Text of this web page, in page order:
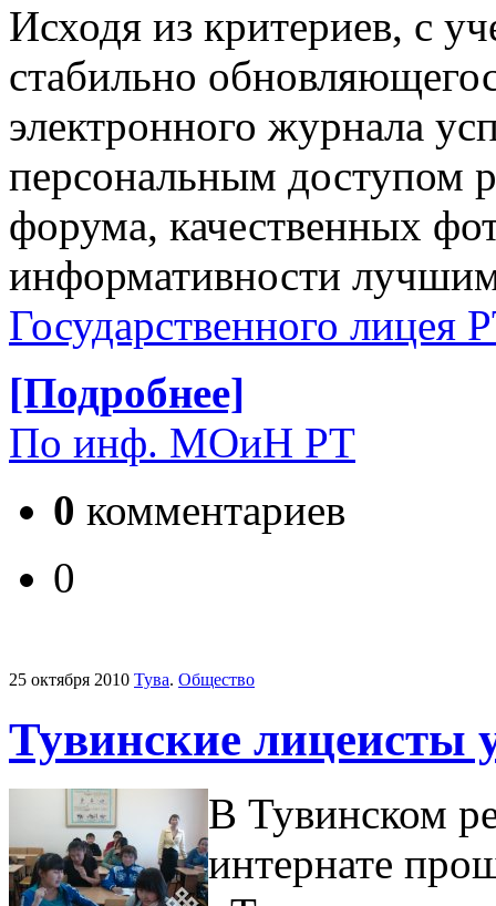
Исходя из критериев, с
стабильно
электронного журнала
персональным доступом
форума, качественных
информативности
Государственного лицея
[Подробнее]
По инф. МОиН РТ
0 комментариев
0
25 октября 2010 Тува. Общество
Тувинские лицеисты
В Тувинском
интернате